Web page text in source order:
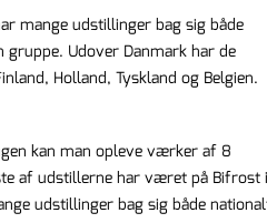
mange udstillinger bag sig både
Udover Danmark har de
Holland, Tyskland og Belgien.
kan man opleve værker af 8
af udstillerne har været på Bifrost
udstillinger bag sig både